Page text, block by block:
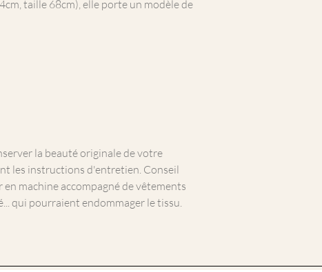
taille 68cm), elle porte un modèle de
la beauté originale de votre
les instructions d'entretien. Conseil
machine accompagné de vêtements
qui pourraient endommager le tissu.